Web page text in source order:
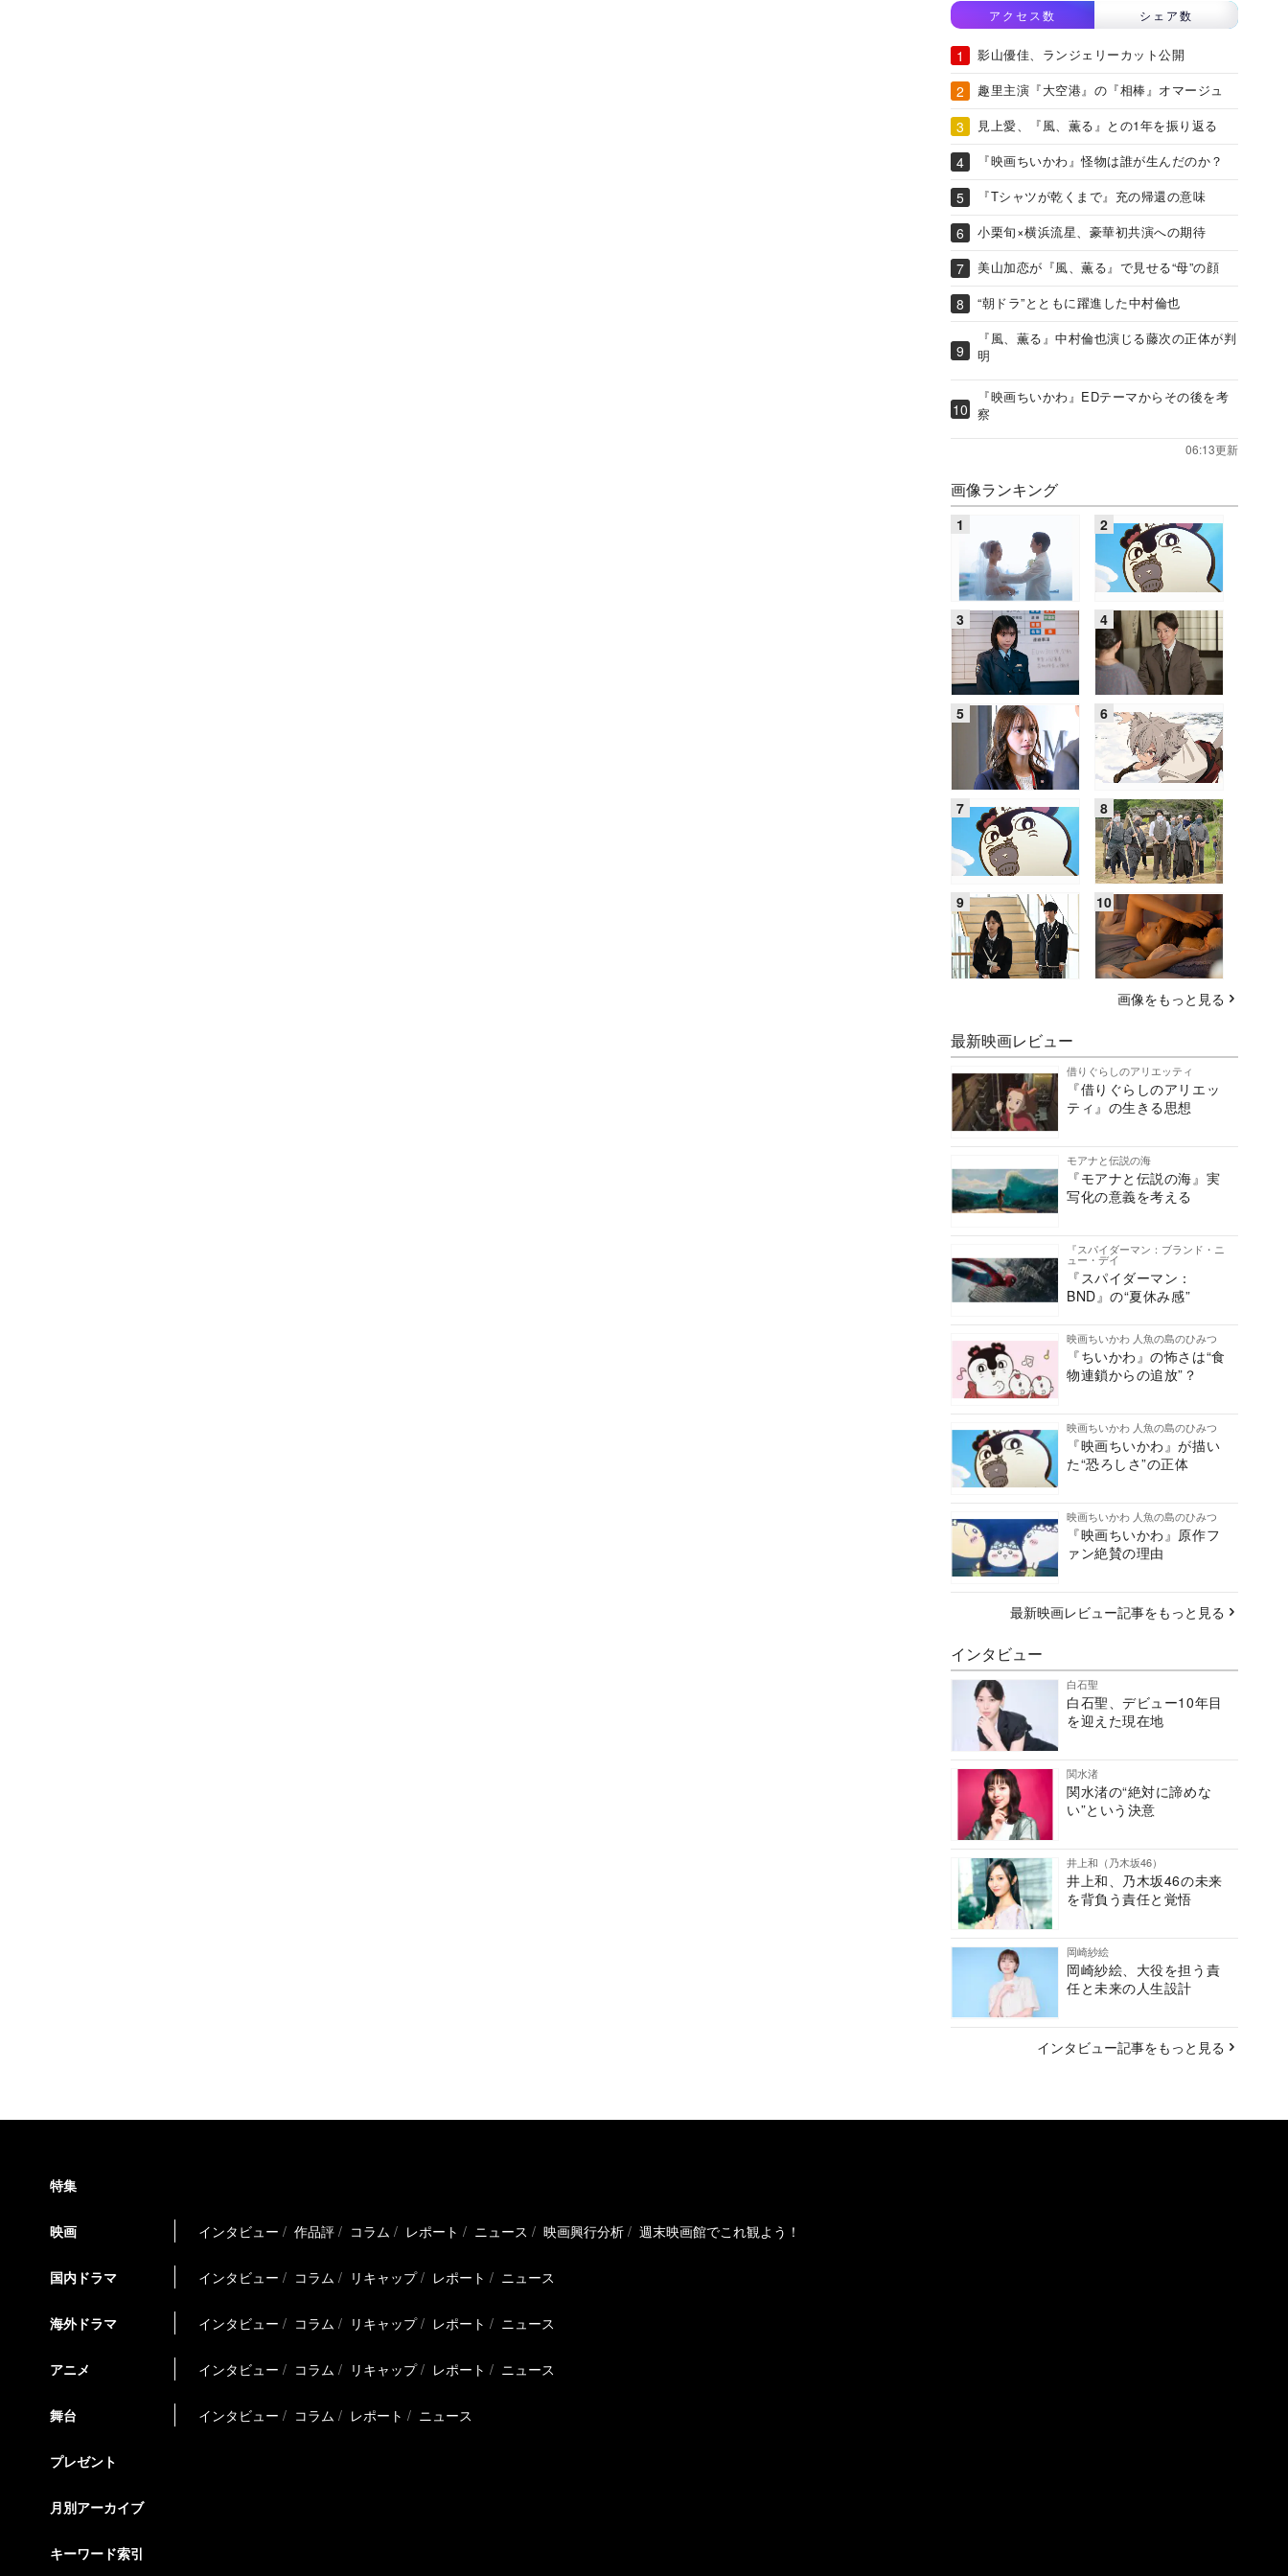
アクセス数 シェア数
影山優佳、ランジェリーカット公開
趣里主演『大空港』の『相棒』オマージュ
見上愛、『風、薫る』との1年を振り返る
『映画ちいかわ』怪物は誰が生んだのか？
『Tシャツが乾くまで』充の帰還の意味
小栗旬×横浜流星、豪華初共演への期待
美山加恋が『風、薫る』で見せる“母”の顔
“朝ドラ”とともに躍進した中村倫也
『風、薫る』中村倫也演じる藤次の正体が判
明
『映画ちいかわ』EDテーマからその後を考
察
06:13更新
画像ランキング
画像をもっと見る
最新映画レビュー
借りぐらしのアリエッティ
『借りぐらしのアリエッ
ティ』の生きる思想
モアナと伝説の海
『モアナと伝説の海』実
写化の意義を考える
『スパイダーマン：ブランド・ニ
ュー・デイ
『スパイダーマン：
BND』の“夏休み感”
映画ちいかわ 人魚の島のひみつ
『ちいかわ』の怖さは“食
物連鎖からの追放”？
映画ちいかわ 人魚の島のひみつ
『映画ちいかわ』が描い
た“恐ろしさ”の正体
映画ちいかわ 人魚の島のひみつ
『映画ちいかわ』原作フ
ァン絶賛の理由
最新映画レビュー記事をもっと見る
インタビュー
白石聖
白石聖、デビュー10年目
を迎えた現在地
関水渚
関水渚の“絶対に諦めな
い”という決意
井上和（乃木坂46）
井上和、乃木坂46の未来
を背負う責任と覚悟
岡崎紗絵
岡崎紗絵、大役を担う責
任と未来の人生設計
インタビュー記事をもっと見る
特集
映画 インタビュー 作品評 コラム レポート ニュース 映画興行分析 週末映画館でこれ観よう！
国内ドラマ インタビュー コラム リキャップ レポート ニュース
海外ドラマ インタビュー コラム リキャップ レポート ニュース
アニメ インタビュー コラム リキャップ レポート ニュース
舞台 インタビュー コラム レポート ニュース
プレゼント
月別アーカイブ
キーワード索引